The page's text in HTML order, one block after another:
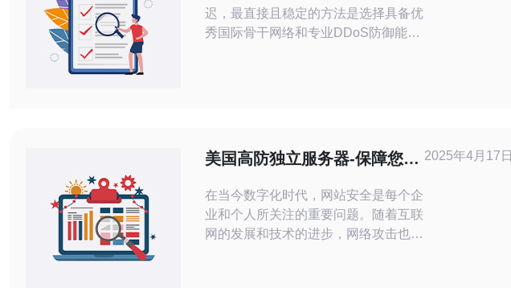
迟，最直接且稳定的方法是选择具备优
秀国际骨干网络和专业DDoS防御能力
讯电讯）提供的高防线路与监控告警，
可以在源
美国高防独立服务器-保障您的
在当今数字化时代，网站安全是每个企
业和个人所关注的重要问题。随着互联
网的发展和技术的进步，网络攻击也越
2025年4月17日